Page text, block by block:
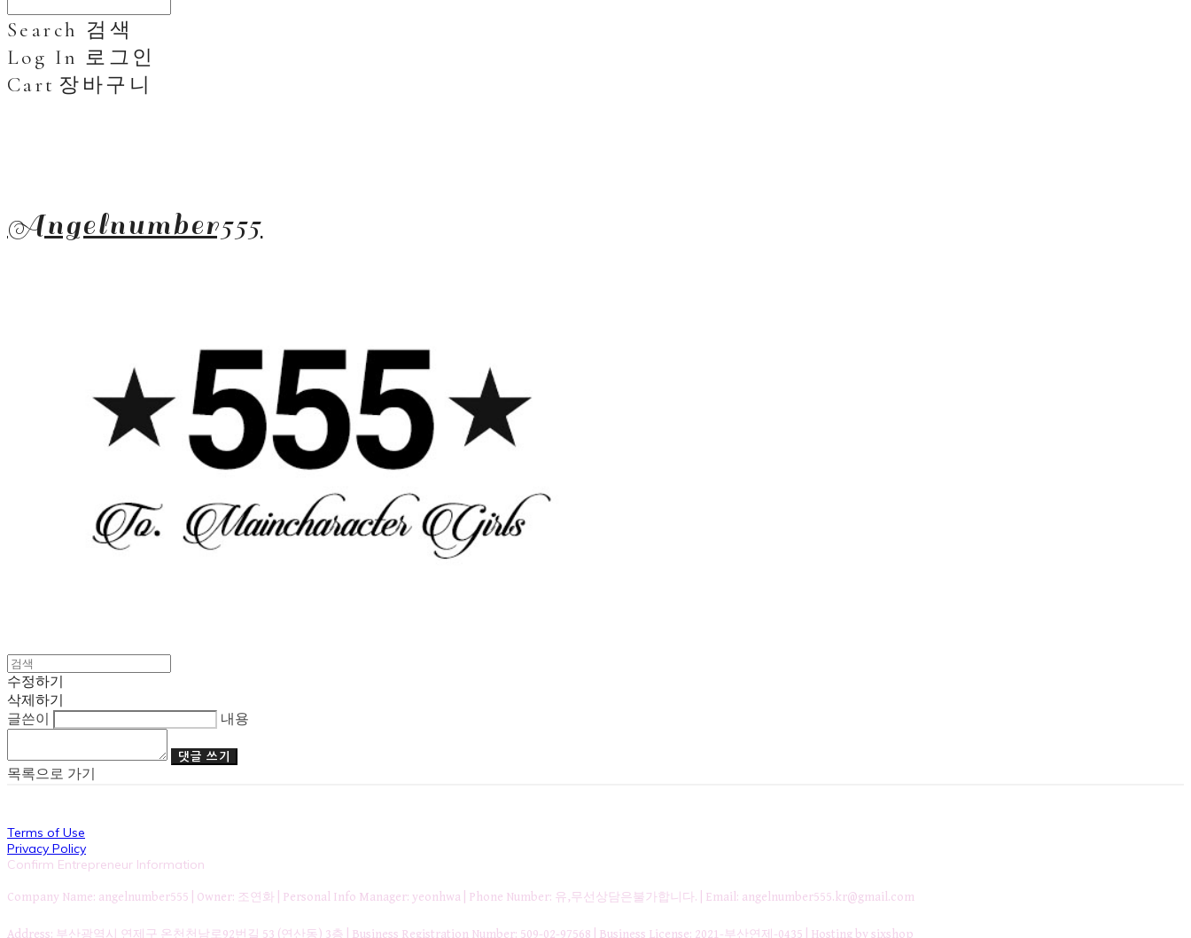
Search 검색
Log In 로그인
Cart 장바구니
Angelnumber555
수정하기
삭제하기
글쓴이
내용
댓글 쓰기
목록으로 가기
Terms of Use
Privacy Policy
Confirm Entrepreneur Information
Company Name: angelnumber555 | Owner: 조연화 | Personal Info Manager: yeonhwa | Phone Number: 유,무선상담은불가합니다. | Email: angelnumber555.kr@gmail.com
Address: 부산광역시 연제구 온천천남로92번길 53 (연산동) 3층 | Business Registration Number: 509-02-97568 | Business License: 2021-부산연제-0435 | Hosting by sixshop